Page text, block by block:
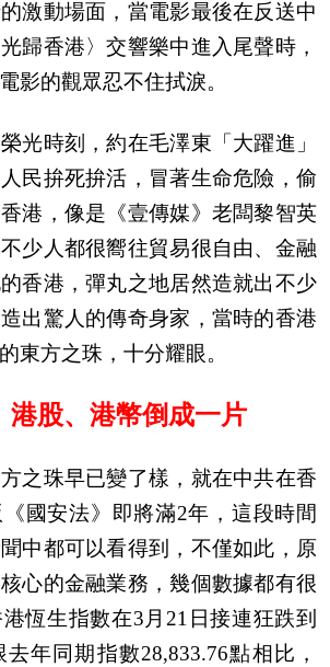
激動場面，當電影最後在反送中
歸香港〉交響樂中進入尾聲時，
影的觀眾忍不住拭淚。
光時刻，約在毛澤東「大躍進」
民拚死拚活，冒著生命危險，偷
港，像是《壹傳媒》老闆黎智英
少人都很嚮往貿易很自由、金融
香港，彈丸之地居然造就出不少
出驚人的傳奇身家，當時的香港
東方之珠，十分耀眼。
港股、港幣倒成一片
之珠早已變了樣，就在中共在香
國安法》即將滿2年，這段時間
中都可以看得到，不僅如此，原
心的金融業務，幾個數據都有很
恆生指數在3月21日接連狂跌到
去年同期指數28,833.76點相比，